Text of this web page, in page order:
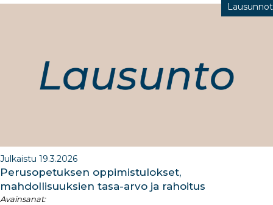
Lausunnot
Julkaistu 19.3.2026
Perusopetuksen oppimistulokset,
mahdollisuuksien tasa-arvo ja rahoitus​
Avainsanat: